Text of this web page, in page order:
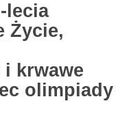
lecia
Życie,
i krwawe
olimpiady